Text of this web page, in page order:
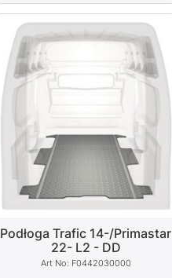
Podłoga Trafic 14-/Primastar
22- L2 - DD
F0442030000